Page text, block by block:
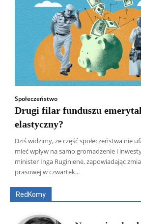
Społeczeństwo
Drugi filar funduszu
elastyczny?
Dziś widzimy, że część społeczeństwa nie
mieć wpływ na samo gromadzenie i
minister Inga Ruginienė, zapowiadając
prasowej w czwartek...
RedKomy
Wszyscy Aleksander
Artur
ks. Jarosław Wąsowicz